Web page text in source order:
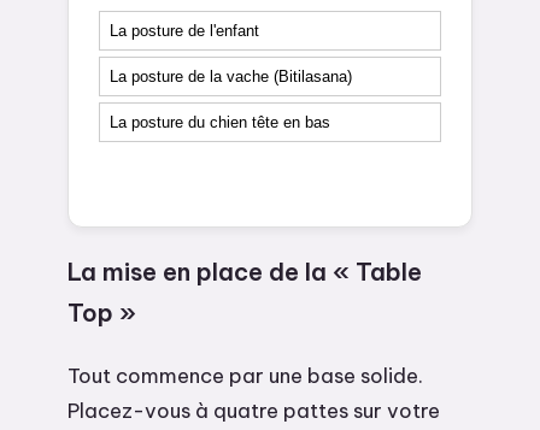
La posture de l'enfant
La posture de la vache (Bitilasana)
La posture du chien tête en bas
La mise en place de la « Table
Top »
Tout commence par une base solide.
Placez-vous à quatre pattes sur votre